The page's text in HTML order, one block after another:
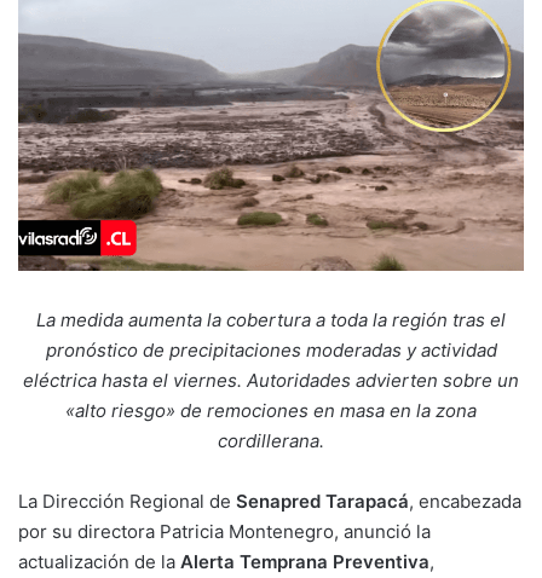
La medida aumenta la cobertura a toda la región tras el
pronóstico de precipitaciones moderadas y actividad
eléctrica hasta el viernes. Autoridades advierten sobre un
«alto riesgo» de remociones en masa en la zona
cordillerana.
La Dirección Regional de Senapred Tarapacá, encabezada
por su directora Patricia Montenegro, anunció la
actualización de la Alerta Temprana Preventiva,